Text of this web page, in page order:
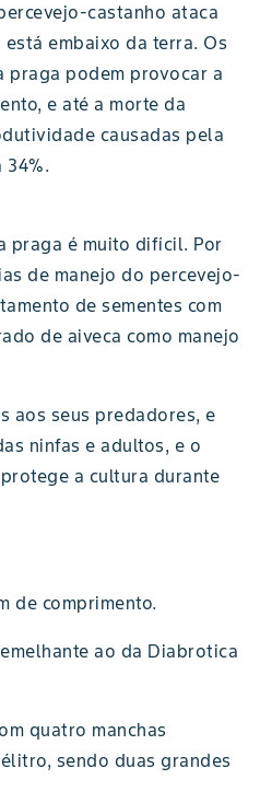
castanho ataca
embaixo da terra. Os
praga podem provocar a
e até a morte da
causadas pela
34%.
praga é muito difícil. Por
de manejo do percevejo-
de sementes com
de aiveca como manejo
aos seus predadores, e
ninfas e adultos, e o
a cultura durante
de comprimento.
ao da Diabrotica
quatro manchas
sendo duas grandes